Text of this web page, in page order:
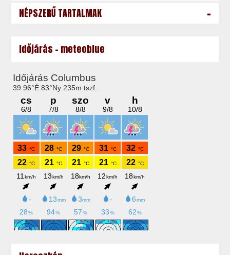
NÉPSZERŰ TARTALMAK -
Időjárás - meteoblue